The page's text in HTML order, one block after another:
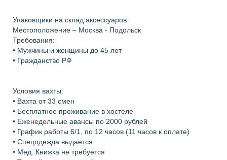
Упаковщики на склад аксессуаров
Местоположение – Москва - Подольск
Требования:
• Мужчины и женщины до 45 лет
• Гражданство РФ
Условия вахты:
• Вахта от 33 смен
• Бесплатное проживание в хостеле
• Еженедельные авансы по 2000 рублей
• График работы 6/1, по 12 часов (11 часов к оплате)
• Спецодежда выдается
• Мед. Книжка не требуется